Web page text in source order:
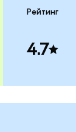
Рейтинг
4.7